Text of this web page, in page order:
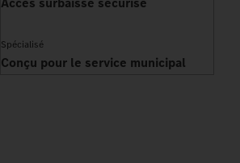
Spécialisé
Conçu pour le service municipal